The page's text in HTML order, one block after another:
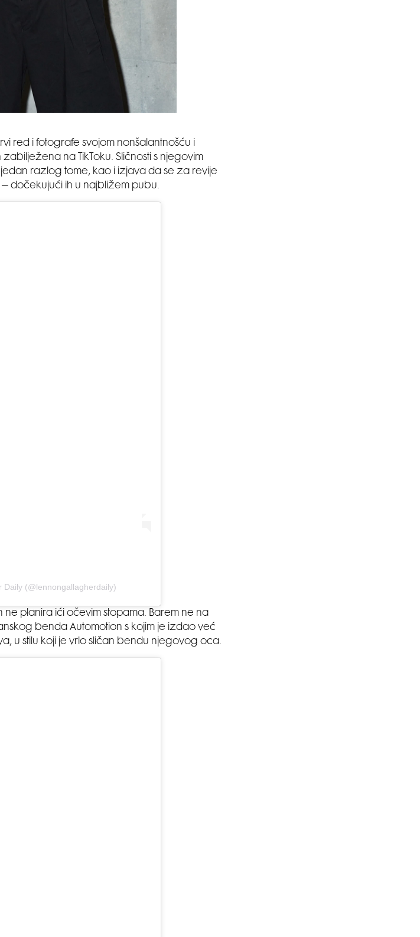
red i fotografe svojom nonšalantnošću i
na TikToku. Sličnosti s njegovim
razlog tome, kao i izjava da se za revije
dočekujući ih u najbližem pubu.
(@lennongallagherdaily)
planira ići očevim stopama. Barem ne na
benda Automotion s kojim je izdao već
u stilu koji je vrlo sličan bendu njegovog oca.